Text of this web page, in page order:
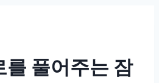
를 풀어주는 잠